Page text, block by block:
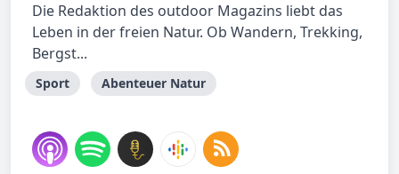
Die Redaktion des outdoor Magazins liebt das
Leben in der freien Natur. Ob Wandern, Trekking,
Bergst...
Sport Abenteuer Natur